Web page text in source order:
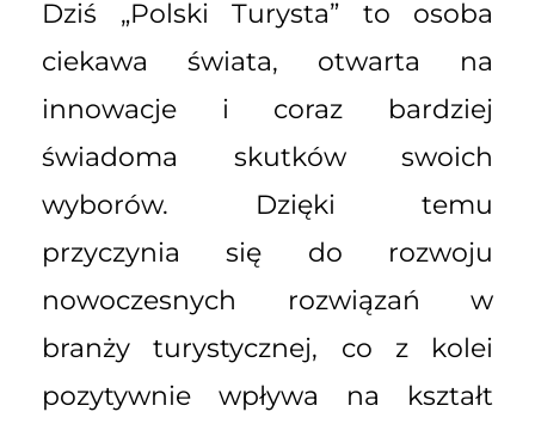
Dziś „Polski Turysta” to osoba
ciekawa świata, otwarta na
innowacje i coraz bardziej
świadoma skutków swoich
wyborów. Dzięki temu
przyczynia się do rozwoju
nowoczesnych rozwiązań w
branży turystycznej, co z kolei
pozytywnie wpływa na kształt